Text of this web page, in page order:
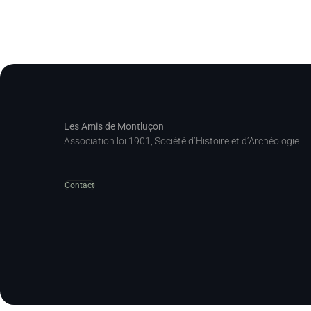
Les Amis de Montluçon
Association loi 1901, Société d’Histoire et d’Archéologie
Contact